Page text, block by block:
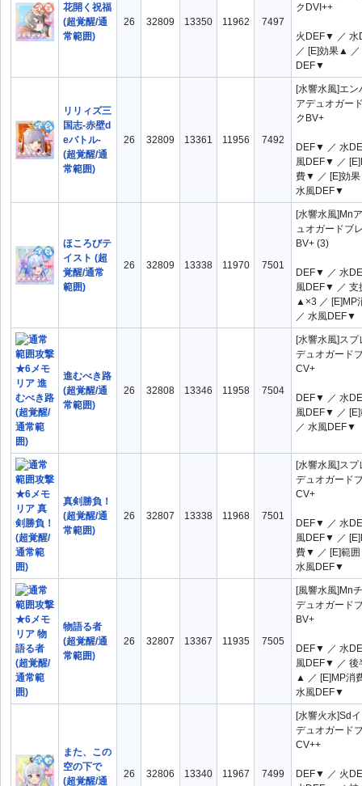
花開く祝福
(超覚醒/通
常範囲)
26 32809 13350 11962 7497
クDVI++
火DEF▼ ／
／ [E]効果▲ ／
DEF▼
リリィズ三
国志-赤壁d
eバトル-
(超覚醒/通
常範囲)
26 32809 13361 11956 7492
[水響水風]エン
アデュオガー
クBV+
DEF▼ ／ 水
風DEF▼ ／
費▼ ／ [E]効
水風DEF▼
ほころびテ
イスト (超
覚醒/通常
範囲)
26 32809 13338 11970 7501
[水響水風]Mn
ュオガードブ
BV+ (3)
DEF▼ ／ 水
風DEF▼ ／ 支
▲×3 ／ [E]MP
／ 水風DEF▼
進むべき路
(超覚醒/通
常範囲)
26 32808 13346 11958 7504
[水響水風]スプ
デュオガード
CV+
DEF▼ ／ 水
風DEF▼ ／
／ 水風DEF▼
真剣勝負！
(超覚醒/通
常範囲)
26 32807 13338 11968 7501
[水響水風]スプ
デュオガード
CV+
DEF▼ ／ 水
風DEF▼ ／
費▼ ／ [E]範
水風DEF▼
物語る者
(超覚醒/通
常範囲)
26 32807 13367 11935 7505
[風響水風]Mn
デュオガード
BV+
DEF▼ ／ 水
風DEF▼ ／ 後
▲ ／ [E]MP消
水風DEF▼
また、この
空の下で
(超覚醒/通
26 32806 13340 11967 7499
[水響火水]Sd
デュオガード
CV++
DEF▼ ／ 火